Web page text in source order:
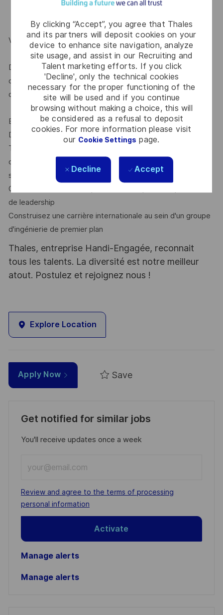
By clicking “Accept”, you agree that Thales
and its partners will deposit cookies on your
device to enhance site navigation, analyze
site usage, and assist in our Recruiting and
Talent marketing efforts. If you click
'Decline', only the technical cookies
necessary for the proper functioning of the
site will be used and if you continue
browsing without making a choice, this will
be considered as a refusal to deposit
cookies. For more information please visit
our Cookie Settings page.
Decline Accept
VOTRE CARRIÈRE CHEZ THALES
Différentes opportunités vous permettront de découvrir
d'autres domaines ou sites. Vous pourrez évoluer et
développer vos compétences dans différents domaines :
Explorez un espace attentif au développement personnel
Développez vos talents dans un autre domaine du groupe
Thales, en découvrant de nouveaux produits, de nouveaux
clients, un nouveau pays ou en vous orientant vers une
solution plus complexe
Choisissez entre une expertise technique ou un parcours
de leadership
Construisez une carrière internationale au sein d'un groupe
d'ingénierie de premier plan
Thales, entreprise Handi-Engagée, reconnait
tous les talents. La diversité est notre meilleur
atout. Postulez et rejoignez nous !
Explore Location
Apply Now Save
Get notified for similar jobs
You'll receive updates once a week
Email
address
(Required)
Required
Review and agree to the terms of processing
personal information
Activate
Manage alerts
Manage alerts